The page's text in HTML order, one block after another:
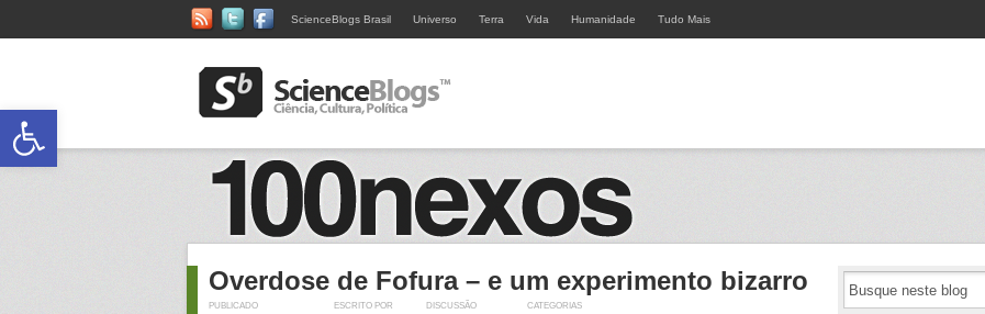
ScienceBlogs Brasil Universo Terra Vida Humanidade Tudo Mais
Overdose de Fofura – e um experimento bizarro
PUBLICADO ESCRITO POR DISCUSSÃO CATEGORIAS
Abrir a barra de ferramentas